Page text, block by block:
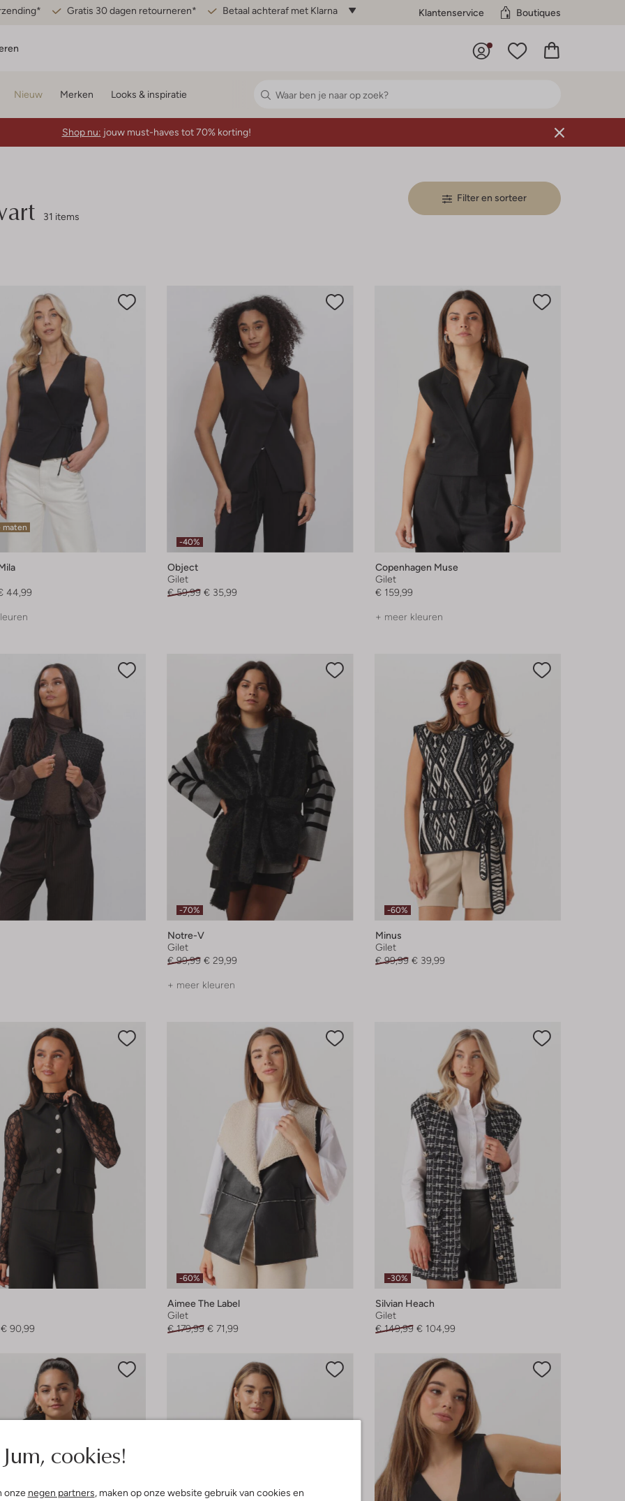
Gratis 30 dagen retourneren* Betaal achteraf met Klarna Klantenservice Boutiques
Jum, cookies!
onze negen partners, maken op onze website gebruik van cookies en
Nieuw Merken Looks & inspiratie
Shop nu: jouw must-haves tot 70% korting!
31 items
Filter en sorteer
maten
44,99
-40%
Object
Gilet
€ 59,99 € 35,99
Copenhagen Muse
Gilet
€ 159,99
+ meer kleuren
-70%
Notre-V
Gilet
€ 99,99 € 29,99
+ meer kleuren
-60%
Minus
Gilet
€ 99,99 € 39,99
€ 90,99
-60%
Aimee The Label
Gilet
€ 179,99 € 71,99
-30%
Silvian Heach
Gilet
€ 149,99 € 104,99